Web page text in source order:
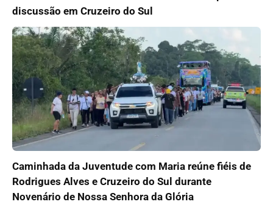
discussão em Cruzeiro do Sul
Caminhada da Juventude com Maria reúne fiéis de
Rodrigues Alves e Cruzeiro do Sul durante
Novenário de Nossa Senhora da Glória